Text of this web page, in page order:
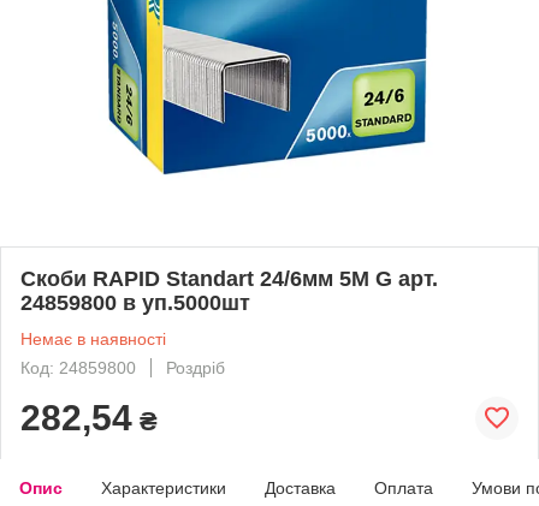
Скоби RAPID Standart 24/6мм 5М G арт.
24859800 в уп.5000шт
Немає в наявності
Код: 24859800
Роздріб
282,54 ₴
Опис Характеристики Доставка Оплата Умови